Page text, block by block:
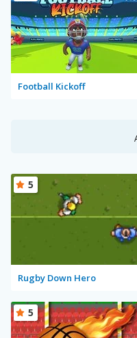
Football Kickoff
Rugby Down Hero
5
5